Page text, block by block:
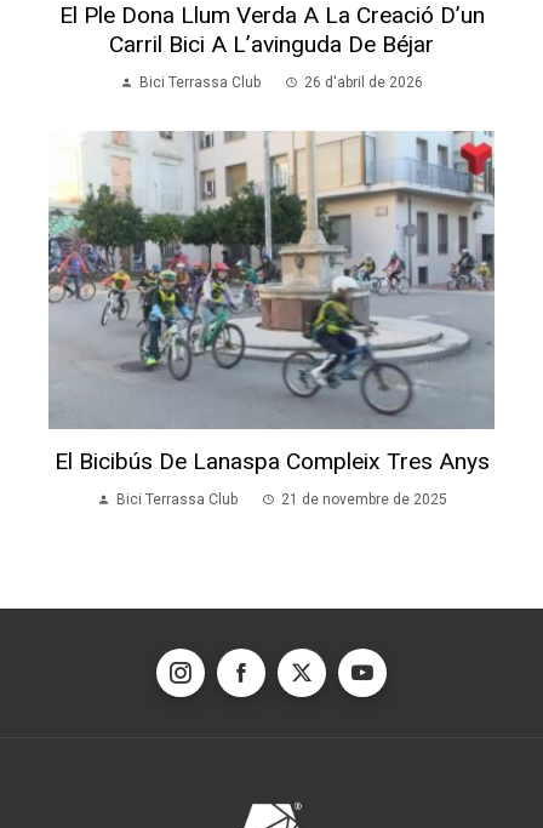
El Ple Dona Llum Verda A La Creació D’un
Carril Bici A L’avinguda De Béjar
Bici Terrassa Club 26 d'abril de 2026
El Bicibús De Lanaspa Compleix Tres Anys
Bici Terrassa Club 21 de novembre de 2025